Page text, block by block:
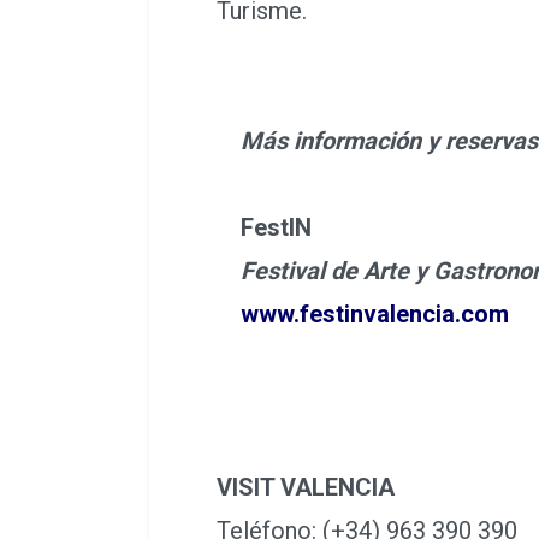
Turisme.
Más información y
FestIN
Festival de Arte y
www.festinvalencia.com
VISIT VALENCIA
Teléfono: (+34) 963 390 390